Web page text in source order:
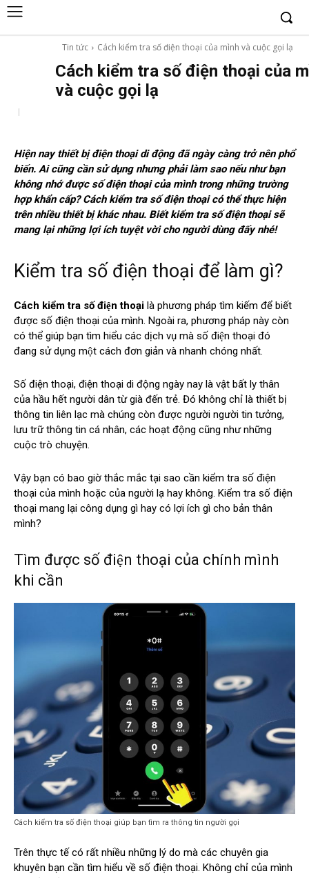
Tin tức Cách kiểm tra số điện thoại của mình và cuộc gọi lạ
Cách kiểm tra số điện thoại của
và cuộc gọi lạ
Hiện nay thiết bị điện thoại di động đã ngày càng trở nên phổ
biến. Ai cũng cần sử dụng nhưng phải làm sao nếu như bạn
không nhớ được số điện thoại của mình trong những trường
hợp khẩn cấp? Cách kiểm tra số điện thoại có thể thực hiện
trên nhiều thiết bị khác nhau. Biết kiểm tra số điện thoại sẽ
mang lại những lợi ích tuyệt vời cho người dùng đấy nhé!
Kiểm tra số điện thoại để làm gì?
Cách kiểm tra số điện thoại là phương pháp tìm kiếm để biết
được số điện thoại của mình. Ngoài ra, phương pháp này còn
có thể giúp bạn tìm hiểu các dịch vụ mà số điện thoại đó
đang sử dụng một cách đơn giản và nhanh chóng nhất.
Số điện thoại, điện thoại di động ngày nay là vật bất ly thân
của hầu hết người dân từ già đến trẻ. Đó không chỉ là thiết bị
thông tin liên lạc mà chúng còn được người người tin tưởng,
lưu trữ thông tin cá nhân, các hoạt động cũng như những
cuộc trò chuyện.
Vậy bạn có bao giờ thắc mắc tại sao cần kiểm tra số điện
thoại của mình hoặc của người lạ hay không. Kiểm tra số điện
thoại mang lại công dụng gì hay có lợi ích gì cho bản thân
mình?
Tìm được số điện thoại của chính mình
khi cần
Cách kiểm tra số điện thoại giúp bạn tìm ra thông tin người gọi
Trên thực tế có rất nhiều những lý do mà các chuyên gia
khuyên bạn cần tìm hiểu về số điện thoại. Không chỉ của mình